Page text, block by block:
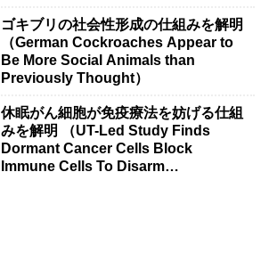
ゴキブリの社会性形成の仕組みを解明
（German Cockroaches Appear to
Be More Social Animals than
Previously Thought）
休眠がん細胞が免疫療法を妨げる仕組
みを解明 （UT-Led Study Finds
Dormant Cancer Cells Block
Immune Cells To Disarm